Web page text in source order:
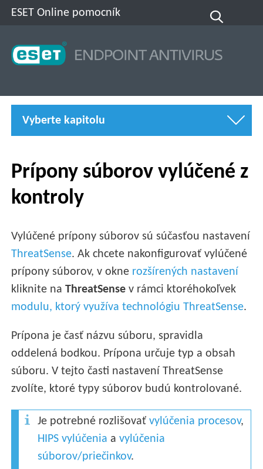
ESET Online pomocník
Vyberte kapitolu
Prípony súborov vylúčené z
kontroly
Vylúčené prípony súborov sú súčasťou nastavení
ThreatSense. Ak chcete nakonfigurovať vylúčené
prípony súborov, v okne rozšírených nastavení
kliknite naThreatSense v rámci ktoréhokoľvek
modulu, ktorý využíva technológiu ThreatSense.
Prípona je časť názvu súboru, spravidla
oddelená bodkou. Prípona určuje typ a obsah
súboru. V tejto časti nastavení ThreatSense
zvolíte, ktoré typy súborov budú kontrolované.
Je potrebné rozlišovaťvylúčenia procesov,
HIPS vylúčenia avylúčenia
súborov/priečinkov.